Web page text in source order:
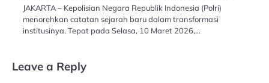
JAKARTA – Kepolisian Negara Republik Indonesia (Polri)
menorehkan catatan sejarah baru dalam transformasi
institusinya. Tepat pada Selasa, 10 Maret 2026,…
Leave a Reply